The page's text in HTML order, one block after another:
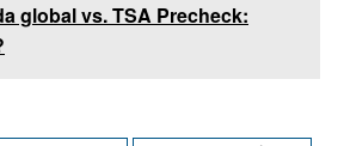
global vs. TSA Precheck: